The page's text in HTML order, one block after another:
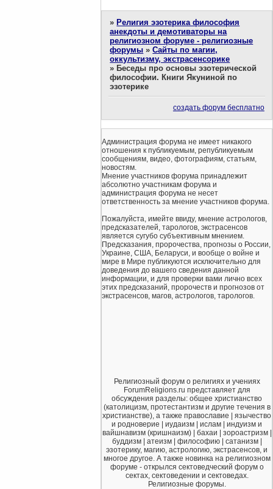
»Религия эзотерика философия
анекдоты и демотиваторы на
религиозном форуме - религиозные
форумы »Сайты по магии,
оккультизму, экстрасенсорике
»Беседы про основы эзотерической
философии. Книги Якуниной по
эзотерике
создать форум бесплатно
Администрация форума не имеет никакого
отношения к публикуемым, републикуемым
сообщениям, видео, фотографиям, статьям,
новостям.
Мнение участников форума принадлежит
абсолютно участникам форума и
администрация форума не несет
ответственность за мнение участников форума.
Пожалуйста, имейте ввиду, мнение астрологов,
предсказателей, тарологов, экстрасенсов
является сугубо субъективным мнением.
Предсказания, пророчества, прогнозы о России,
Украине, США, Беларуси, и вообще о войне и
мире в Мире публикуются исключительно для
доведения до вашего сведения данной
информации, и для проверки вами лично всех
этих предсказаний, пророчеств и прогнозов от
экстрасенсов, магов, астрологов, тарологов.
Религиозный форум о религиях и учениях
ForumReligions.ru представляет для
обсуждения разделы: общее христианство
(католицизм, протестантизм и другие течения в
христианстве), а также православие | язычество
и родноверие | иудаизм | ислам | индуизм и
вайшнавизм (кришнаизм) | бахаи | зороастризм |
буддизм | атеизм | философию | сатанизм |
эзотерику, магию, астрологию, экстрасенсов, и
многое другое. А также новинка на религиозном
форуме - открылся сектоведческий форум о
сектах, сектоведении и сектоведах.
Религиозные форумы.